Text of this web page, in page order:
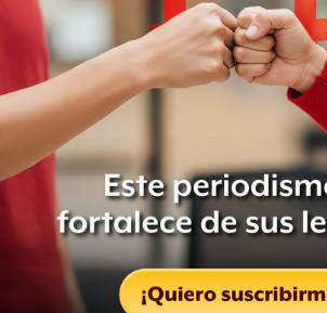
Periférico sin realizar
Para la construcción, operación y
Periférico Sur de Xalapa, el gobierno
representado por la secretaría de
institución bancaria, constituyeron un
de noviembre de 2012.
BANOBRAS autorizó el crédito por
pesos a través de “fichas de admisión
firmadas el 26 de marzo y 17 de
informó la Auditoría.